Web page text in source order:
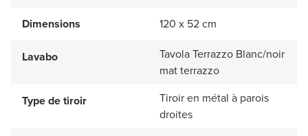
Dimensions 120 x 52 cm
Lavabo
Tavola Terrazzo Blanc/noir
mat terrazzo
Type de tiroir
Tiroir en métal à parois
droites